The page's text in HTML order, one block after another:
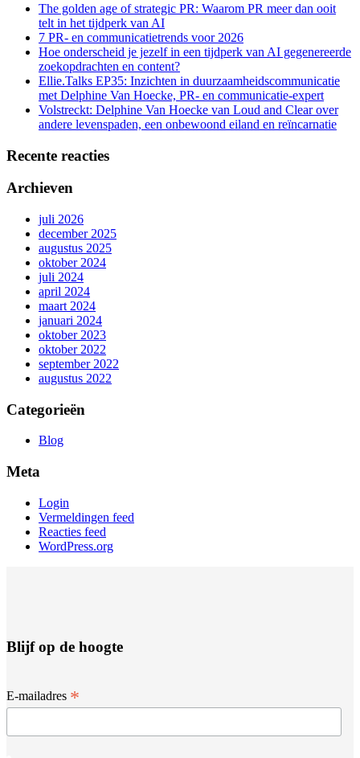
The golden age of strategic PR: Waarom PR meer dan ooit
telt in het tijdperk van AI
7 PR- en communicatietrends voor 2026
Hoe onderscheid je jezelf in een tijdperk van AI gegenereerde
zoekopdrachten en content?
Ellie.Talks EP35: Inzichten in duurzaamheidscommunicatie
met Delphine Van Hoecke, PR- en communicatie-expert
Volstreckt: Delphine Van Hoecke van Loud and Clear over
andere levenspaden, een onbewoond eiland en reïncarnatie
Recente reacties
Archieven
juli 2026
december 2025
augustus 2025
oktober 2024
juli 2024
april 2024
maart 2024
januari 2024
oktober 2023
oktober 2022
september 2022
augustus 2022
Categorieën
Blog
Meta
Login
Vermeldingen feed
Reacties feed
WordPress.org
Blijf op de hoogte
E-mailadres *